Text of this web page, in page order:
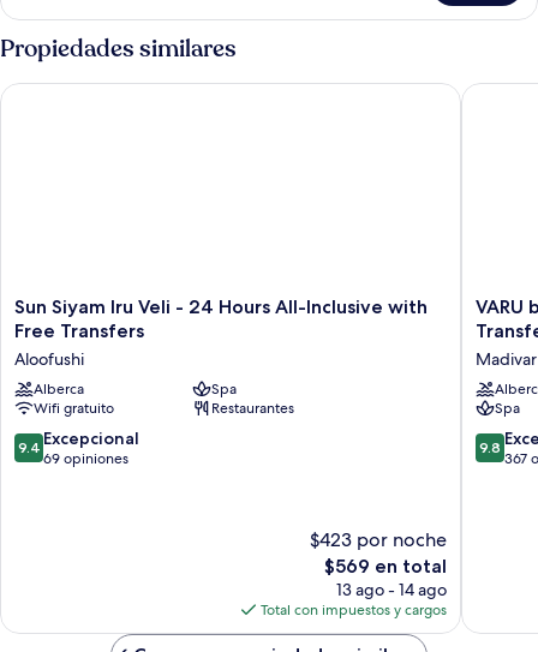
Excursion,
Non-
Motorized
Watersports,
Bedroom
Suite
Pool
Propiedades similares
Sun
Siyam
Veli
-
24
Hours
All-
Sun Siyam Iru Veli - 24 Hours All-Inclusive with
Free Transfers
Aloofushi
Alberca
Spa
Wifi gratuito
Restaurantes
9.4
de
9.4 Excepcional
69 opiniones
$423 por noche
El
precio
actual
es
$569 en total
13 ago - 14 ago
Total con impuestos y cargos
Sun Siyam Iru Veli - 24 Hours All-Inclusive with Free Transfers
VARU
by
-
All
Inclusive
with
Free
VARU
Spa
9.8
de
9.8
367
VARU